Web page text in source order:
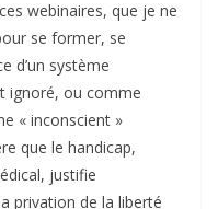
webinaires, que je ne
se former, se
d’un système
ignoré, ou comme
« inconscient »
que le handicap,
justifie
privation de la liberté